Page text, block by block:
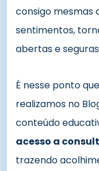
consigo mesmas
sentimentos,
abertas e
É nesse ponto
realizamos no
conteúdo
acesso a
trazendo